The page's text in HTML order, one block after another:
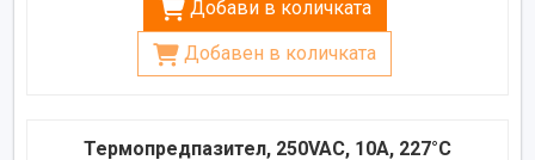
Добави в количката
Добавен в количката
Термопредпазител, 250VAC, 10A, 227°C